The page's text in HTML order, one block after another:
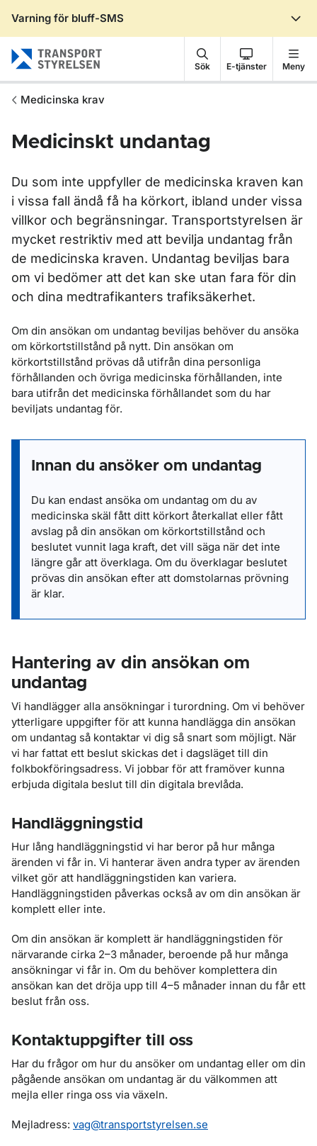
Varning för bluff-SMS
Sök E-tjänster Meny
Medicinska krav
Medicinskt undantag
Du som inte uppfyller de medicinska kraven kan
i vissa fall ändå få ha körkort, ibland under vissa
villkor och begränsningar. Transportstyrelsen är
mycket restriktiv med att bevilja undantag från
de medicinska kraven. Undantag beviljas bara
om vi bedömer att det kan ske utan fara för din
och dina medtrafikanters trafiksäkerhet.
Om din ansökan om undantag beviljas behöver du ansöka
om körkortstillstånd på nytt. Din ansökan om
körkortstillstånd prövas då utifrån dina personliga
förhållanden och övriga medicinska förhållanden, inte
bara utifrån det medicinska förhållandet som du har
beviljats undantag för.
Innan du ansöker om undantag
Du kan endast ansöka om undantag om du av
medicinska skäl fått ditt körkort återkallat eller fått
avslag på din ansökan om körkortstillstånd och
beslutet vunnit laga kraft, det vill säga när det inte
längre går att överklaga. Om du överklagar beslutet
prövas din ansökan efter att domstolarnas prövning
är klar.
Hantering av din ansökan om
undantag
Vi handlägger alla ansökningar i turordning. Om vi behöver
ytterligare uppgifter för att kunna handlägga din ansökan
om undantag så kontaktar vi dig så snart som möjligt. När
vi har fattat ett beslut skickas det i dagsläget till din
folkbokföringsadress. Vi jobbar för att framöver kunna
erbjuda digitala beslut till din digitala brevlåda.
Handläggningstid
Hur lång handläggningstid vi har beror på hur många
ärenden vi får in. Vi hanterar även andra typer av ärenden
vilket gör att handläggningstiden kan variera.
Handläggningstiden påverkas också av om din ansökan är
komplett eller inte.
Om din ansökan är komplett är handläggningstiden för
närvarande cirka 2–3 månader, beroende på hur många
ansökningar vi får in. Om du behöver komplettera din
ansökan kan det dröja upp till 4–5 månader innan du får ett
beslut från oss.
Kontaktuppgifter till oss
Har du frågor om hur du ansöker om undantag eller om din
pågående ansökan om undantag är du välkommen att
mejla eller ringa oss via växeln.
Mejladress: vag@transportstyrelsen.se